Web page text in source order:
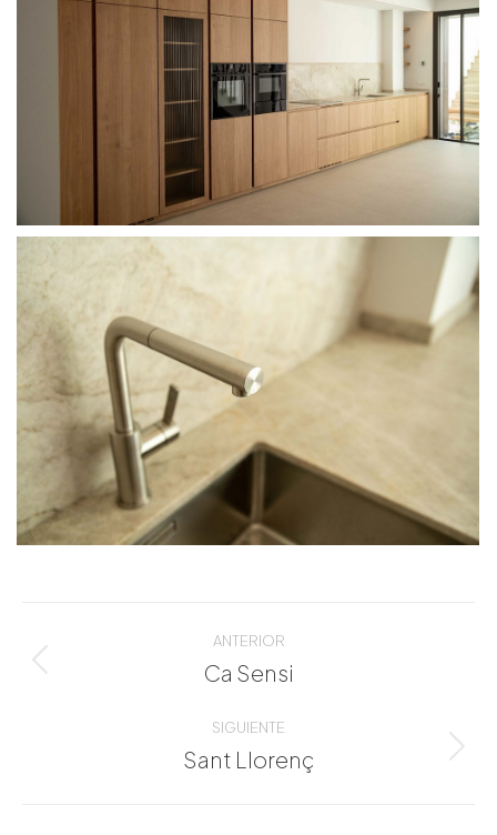
entre
álbumes
ANTERIOR
Álbum
Ca Sensi
SIGUIENTE
Álbum
Sant Llorenç